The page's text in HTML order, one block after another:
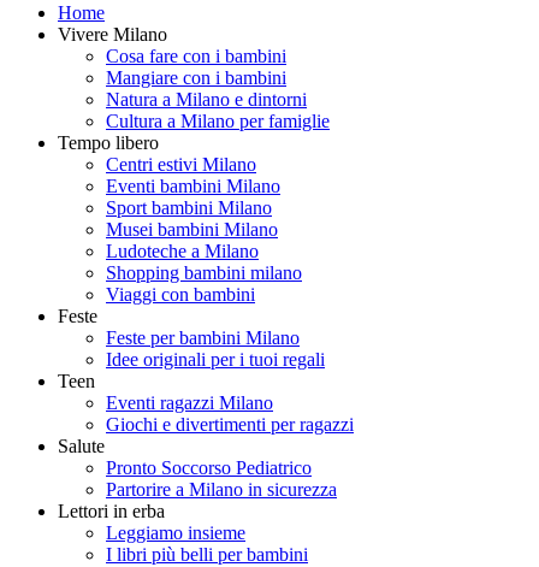
Home
Vivere Milano
Cosa fare con i bambini
Mangiare con i bambini
Natura a Milano e dintorni
Cultura a Milano per famiglie
Tempo libero
Centri estivi Milano
Eventi bambini Milano
Sport bambini Milano
Musei bambini Milano
Ludoteche a Milano
Shopping bambini milano
Viaggi con bambini
Feste
Feste per bambini Milano
Idee originali per i tuoi regali
Teen
Eventi ragazzi Milano
Giochi e divertimenti per ragazzi
Salute
Pronto Soccorso Pediatrico
Partorire a Milano in sicurezza
Lettori in erba
Leggiamo insieme
I libri più belli per bambini